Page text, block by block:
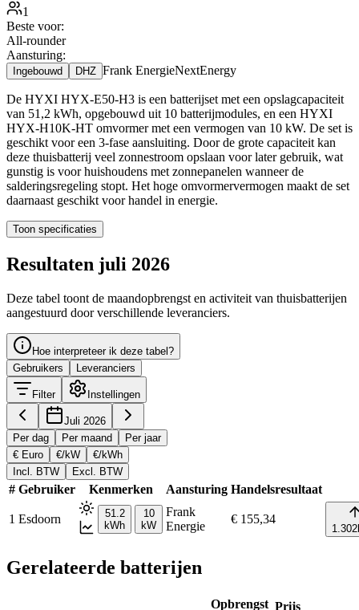
1
Beste voor:
All-rounder
Aansturing:
Ingebouwd DHZ Frank EnergieNextEnergy
De HYXI HYX-E50-H3 is een batterijset met een opslagcapaciteit
van 51,2 kWh, opgebouwd uit 10 batterijmodules, en een HYXI
HYX-H10K-HT omvormer met een vermogen van 10 kW. De set is
geschikt voor een 3-fase aansluiting. Door de grote capaciteit kan
deze thuisbatterij veel zonnestroom opslaan voor later gebruik, wat
gunstig is voor huishoudens met zonnepanelen wanneer de
salderingsregeling stopt. Het hoge omvormervermogen maakt de set
daarnaast geschikt voor handel in energie.
Toon specificaties
Resultaten juli 2026
Deze tabel toont de maandopbrengst en activiteit van thuisbatterijen
aangestuurd door verschillende leveranciers.
Hoe interpreteer ik deze tabel?
Gebruikers
Leveranciers
Filter Instellingen
Juli 2026
Per dag
Per maand
Per jaar
€ Euro
€/kW
€/kWh
Incl. BTW
Excl. BTW
# Gebruiker Kenmerken Aansturing Handelsresultaat
1 Esdoorn
51.2
kWh
10
kW
Frank
Energie
€ 155,34
1.302
Gerelateerde batterijen
Opbrengst Prijs